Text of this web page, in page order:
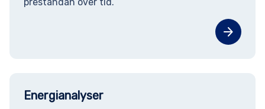
arrow_forward
Energianalyser